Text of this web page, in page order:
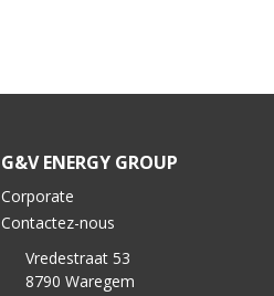
G&V ENERGY GROUP
Corporate
Contactez-nous
Vredestraat 53
8790 Waregem